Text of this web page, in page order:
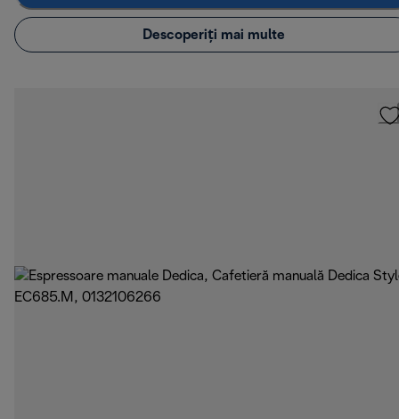
Descoperiți mai multe